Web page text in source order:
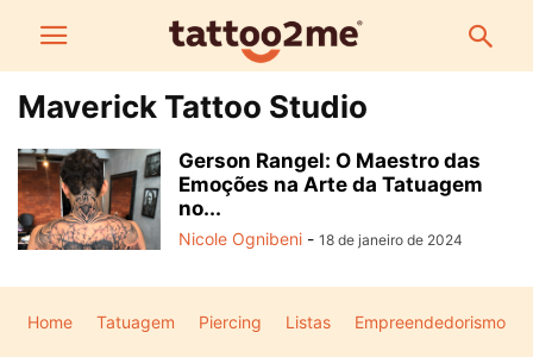
Maverick Tattoo Studio
Gerson Rangel: O Maestro das
Emoções na Arte da Tatuagem
no...
Nicole Ognibeni - 18 de janeiro de 2024
Home Tatuagem Piercing Listas Empreendedorismo